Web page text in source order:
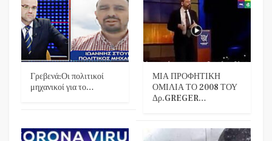
Γρεβενά:Οι πολιτικοί
μηχανικοί για το…
ΜΙΑ ΠΡΟΦΗΤΙΚΗ
ΟΜΙΛΙΑ ΤΟ 2008 ΤΟΥ
Δρ.GREGER…